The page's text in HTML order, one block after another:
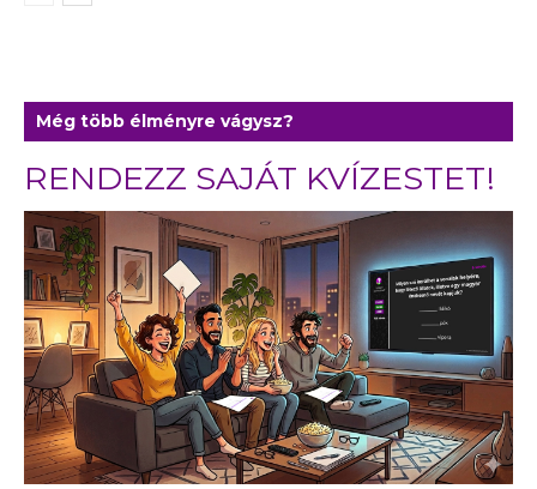
Még több élményre vágysz?
RENDEZZ SAJÁT KVÍZESTET!